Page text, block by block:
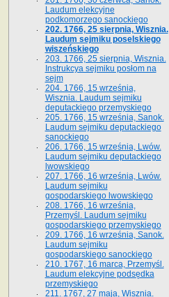
Laudum elekcyjne
podkomorzego sanockiego
202. 1766, 25 sierpnia, Wisznia.
Laudum sejmiku poselskiego
wiszeńskiego
203. 1766, 25 sierpnia, Wisznia.
Instrukcya sejmiku posłom na
sejm
204. 1766, 15 września,
Wisznia. Laudum sejmiku
deputackiego przemyskiego
205. 1766, 15 września, Sanok.
Laudum sejmiku deputackiego
sanockiego
206. 1766, 15 września, Lwów.
Laudum sejmiku deputackiego
lwowskiego
207. 1766, 16 września, Lwów.
Laudum sejmiku
gospodarskiego lwowskiego
208. 1766, 16 września,
Przemyśl. Laudum sejmiku
gospodarskiego przemyskiego
209. 1766, 16 września, Sanok.
Laudum sejmiku
gospodarskiego sanockiego
210. 1767, 16 marca, Przemyśl.
Laudum elekcyjne podsędka
przemyskiego
211. 1767, 27 maja, Wisznia.